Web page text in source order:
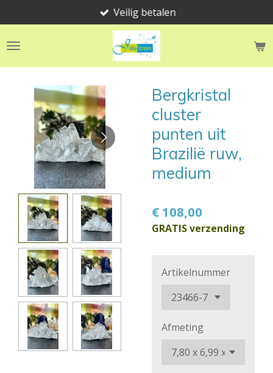
direct
naar
Veilig betalen
Bergkristal
cluster
punten uit
Brazilië ruw,
medium
€ 108,00
GRATIS verzending
Artikelnummer
Afmeting